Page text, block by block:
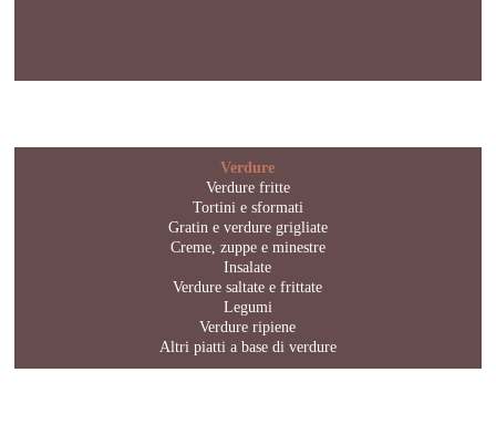
Verdure
Verdure fritte
Tortini e sformati
Gratin e verdure grigliate
Creme, zuppe e minestre
Insalate
Verdure saltate e frittate
Legumi
Verdure ripiene
Altri piatti a base di verdure